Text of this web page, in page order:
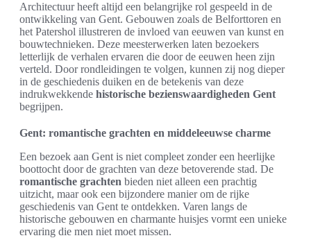
Architectuur heeft altijd een belangrijke rol gespeeld in de
ontwikkeling van Gent. Gebouwen zoals de Belforttoren en
het Patershol illustreren de invloed van eeuwen van kunst en
bouwtechnieken. Deze meesterwerken laten bezoekers
letterlijk de verhalen ervaren die door de eeuwen heen zijn
verteld. Door rondleidingen te volgen, kunnen zij nog dieper
in de geschiedenis duiken en de betekenis van deze
indrukwekkende historische bezienswaardigheden Gent
begrijpen.
Gent: romantische grachten en middeleeuwse charme
Een bezoek aan Gent is niet compleet zonder een heerlijke
boottocht door de grachten van deze betoverende stad. De
romantische grachten bieden niet alleen een prachtig
uitzicht, maar ook een bijzondere manier om de rijke
geschiedenis van Gent te ontdekken. Varen langs de
historische gebouwen en charmante huisjes vormt een unieke
ervaring die men niet moet missen.